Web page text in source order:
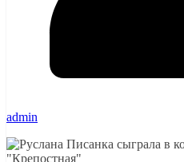
admin